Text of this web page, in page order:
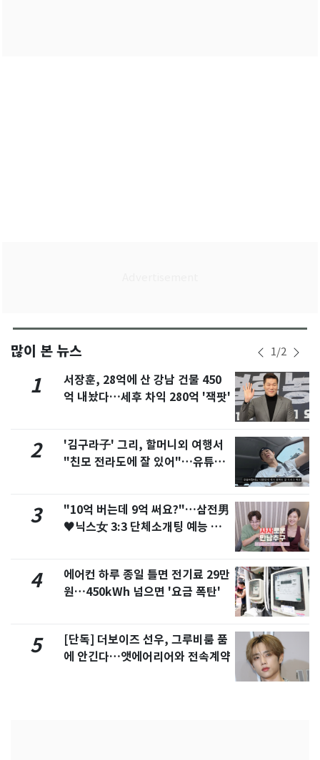
많이 본 뉴스 1/2
1
서장훈, 28억에 산 강남 건물 450
억 내놨다…세후 차익 280억 '잭팟'
2
'김구라子' 그리, 할머니외 여행서
"친모 전라도에 잘 있어"…유튜브
3
"10억 버는데 9억 써요?"…삼전男
♥닉스女 3:3 단체소개팅 예능 화
4
에어컨 하루 종일 틀면 전기료 29만
원…450kWh 넘으면 '요금 폭탄'
5
[단독] 더보이즈 선우, 그루비룸 품
에 안긴다…앳에어리어와 전속계약